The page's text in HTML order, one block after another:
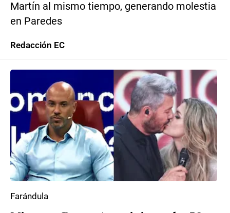
Martín al mismo tiempo, generando molestia
en Paredes
Redacción EC
Farándula